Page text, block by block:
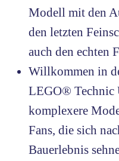
Modell mit den
den letzten
auch den echten
Willkommen in
LEGO® Technic
komplexere
Fans, die sich
Bauerlebnis